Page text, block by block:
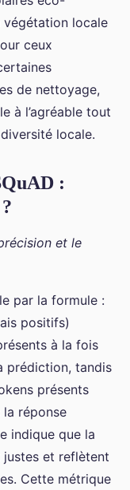
végétation locale
ceux
de nettoyage,
à l’agréable tout
locale.
:
et le
par la formule :
positifs)
à la fois
prédiction, tandis
présents
réponse
indique que la
et reflètent
Cette métrique